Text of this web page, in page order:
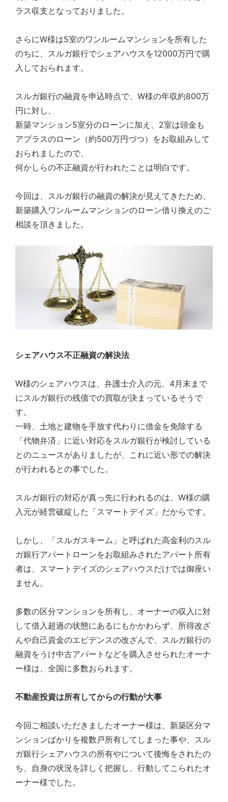
ジ
ト
に
お
任
下
さ
い。
弊
社
は
様々
な
度
か
ら、
経
豊
の
に
な
お
客
よ
り
プ
ラ
ン
グ
を
提
す
こ
と
を
致
す。
ラス収支となっておりました。
さらにW様は5室のワンルームマンションを所有した
のちに、スルガ銀行でシェアハウスを12000万円で購
入しておられます。
スルガ銀行の融資を申込時点で、W様の年収約800万
円に対し、
新築マンション5室分のローンに加え、2室は頭金も
アプラスのローン（約500万円づつ）をお取組みして
おられましたので、
何かしらの不正融資が行われたことは明白です。
今回は、スルガ銀行の融資の解決が見えてきたため、
新築購入ワンルームマンションのローン借り換えのご
相談を頂きました。
シェアハウス不正融資の解決法
W様のシェアハウスは、弁護士介入の元、4月末まで
にスルガ銀行の残債での買取が決まっているそうで
す。
一時、土地と建物を手放す代わりに借金を免除する
「代物弁済」に近い対応をスルガ銀行が検討している
とのニュースがありましたが、これに近い形での解決
が行われるとの事でした。
スルガ銀行の対応が真っ先に行われるのは、W様の購
入元が経営破綻した「スマートデイズ」だからです。
しかし、「スルガスキーム」と呼ばれた高金利のスル
ガ銀行アパートローンをお取組みされたアパート所有
者は、スマートデイズのシェアハウスだけでは御座い
ません。
多数の区分マンションを所有し、オーナーの収入に対
して借入超過の状態にあるにもかかわらず、所得改ざ
んや自己資金のエビデンスの改ざんで、スルガ銀行の
融資をうけ中古アパートなどを購入させられたオーナ
ー様は、全国に多数おられます。
不動産投資は所有してからの行動が大事
今回ご相談いただきましたオーナー様は、新築区分マ
ンションばかりを複数戸所有してしまった事や、スル
ガ銀行シェアハウスの所有やについて後悔をされたの
ち、自身の状況を詳しく把握し、行動してこられたオ
ーナー様でした。